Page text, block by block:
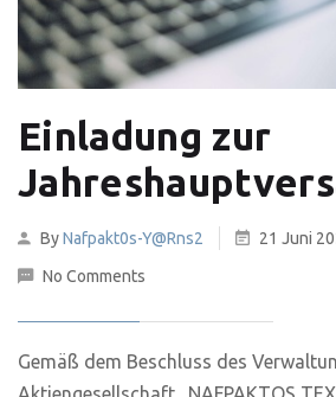
Einladung zur
ByNafpakt0s-Y@rns2 21 Juni
No Comments
Gemäß dem Beschluss des